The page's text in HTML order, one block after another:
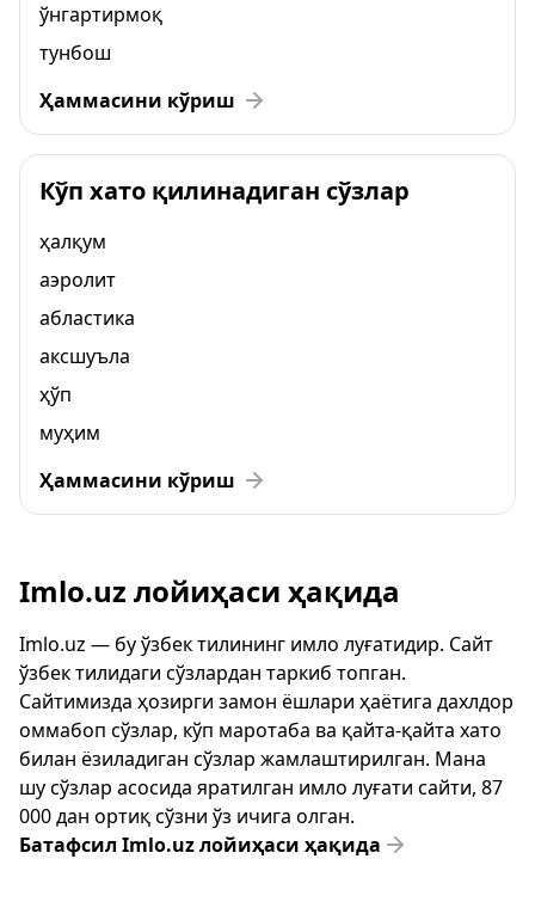
ўнгартирмоқ
тунбош
Ҳаммасини кўриш
Кўп хато қилинадиган сўзлар
ҳалқум
аэролит
абластика
аксшуъла
ҳўп
муҳим
Ҳаммасини кўриш
Imlo.uz лойиҳаси ҳақида
Imlo.uz — бу ўзбек тилининг имло луғатидир. Сайт
ўзбек тилидаги сўзлардан таркиб топган.
Сайтимизда ҳозирги замон ёшлари ҳаётига дахлдор
оммабоп сўзлар, кўп маротаба ва қайта-қайта хато
билан ёзиладиган сўзлар жамлаштирилган. Мана
шу сўзлар асосида яратилган имло луғати сайти, 87
000 дан ортиқ сўзни ўз ичига олган.
Батафсил Imlo.uz лойиҳаси ҳақида